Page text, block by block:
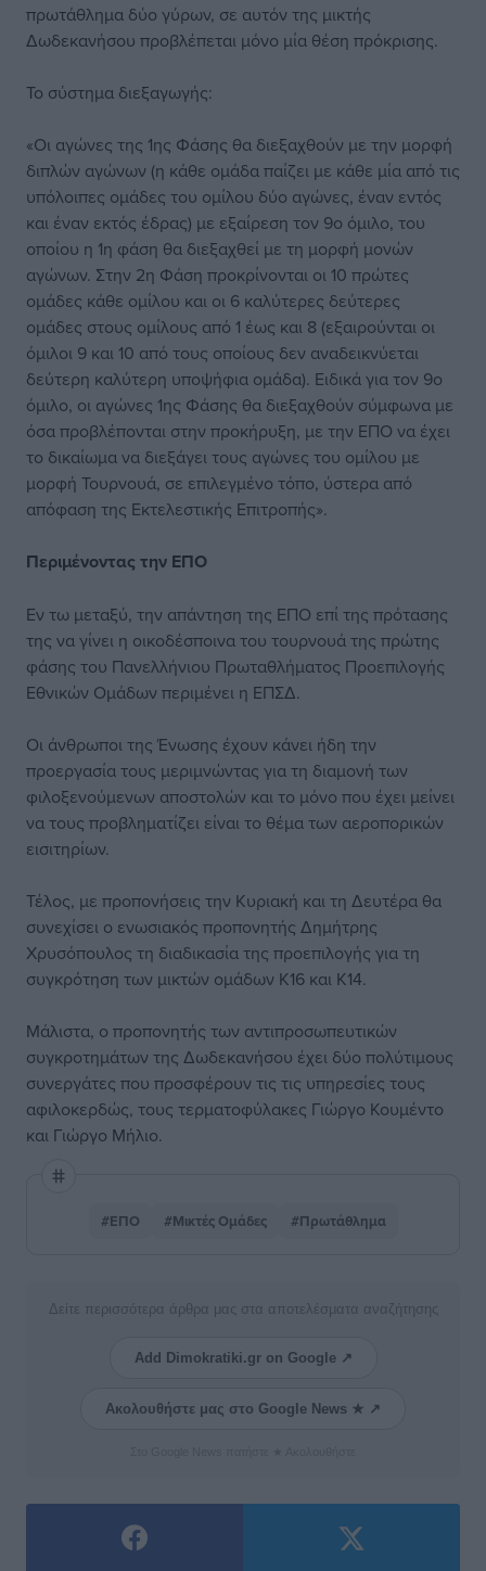
πρωτάθλημα δύο γύρων, σε αυτόν της μικτής
Δωδεκανήσου προβλέπεται μόνο μία θέση πρόκρισης.
Το σύστημα διεξαγωγής:
«Οι αγώνες της 1ης Φάσης θα διεξαχθούν με την μορφή
διπλών αγώνων (η κάθε ομάδα παίζει με κάθε μία από τις
υπόλοιπες ομάδες του ομίλου δύο αγώνες, έναν εντός
και έναν εκτός έδρας) με εξαίρεση τον 9ο όμιλο, του
οποίου η 1η φάση θα διεξαχθεί με τη μορφή μονών
αγώνων. Στην 2η Φάση προκρίνονται οι 10 πρώτες
ομάδες κάθε ομίλου και οι 6 καλύτερες δεύτερες
ομάδες στους ομίλους από 1 έως και 8 (εξαιρούνται οι
όμιλοι 9 και 10 από τους οποίους δεν αναδεικνύεται
δεύτερη καλύτερη υποψήφια ομάδα). Ειδικά για τον 9ο
όμιλο, οι αγώνες 1ης Φάσης θα διεξαχθούν σύμφωνα με
όσα προβλέπονται στην προκήρυξη, με την ΕΠΟ να έχει
το δικαίωμα να διεξάγει τους αγώνες του ομίλου με
μορφή Τουρνουά, σε επιλεγμένο τόπο, ύστερα από
απόφαση της Εκτελεστικής Επιτροπής».
Περιμένοντας την ΕΠΟ
Εν τω μεταξύ, την απάντηση της ΕΠΟ επί της πρότασης
της να γίνει η οικοδέσποινα του τουρνουά της πρώτης
φάσης του Πανελλήνιου Πρωταθλήματος Προεπιλογής
Εθνικών Ομάδων περιμένει η ΕΠΣΔ.
Οι άνθρωποι της Ένωσης έχουν κάνει ήδη την
προεργασία τους μεριμνώντας για τη διαμονή των
φιλοξενούμενων αποστολών και το μόνο που έχει μείνει
να τους προβληματίζει είναι το θέμα των αεροπορικών
εισιτηρίων.
Τέλος, με προπονήσεις την Κυριακή και τη Δευτέρα θα
συνεχίσει ο ενωσιακός προπονητής Δημήτρης
Χρυσόπουλος τη διαδικασία της προεπιλογής για τη
συγκρότηση των μικτών ομάδων Κ16 και Κ14.
Μάλιστα, ο προπονητής των αντιπροσωπευτικών
συγκροτημάτων της Δωδεκανήσου έχει δύο πολύτιμους
συνεργάτες που προσφέρουν τις τις υπηρεσίες τους
αφιλοκερδώς, τους τερματοφύλακες Γιώργο Κουμέντο
και Γιώργο Μήλιο.
#ΕΠΟ #Μικτές Ομάδες #Πρωτάθλημα
Δείτε περισσότερα άρθρα μας στα αποτελέσματα αναζήτησης
Add Dimokratiki.gr on Google ↗
Ακολουθήστε μας στο Google News ★ ↗